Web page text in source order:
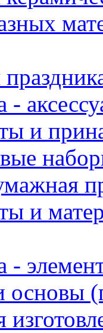
-
и
и
-
основы